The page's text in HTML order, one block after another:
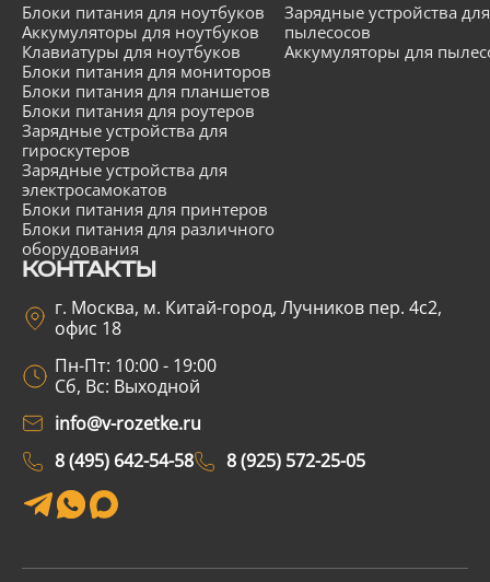
Блоки питания для ноутбуков
Аккумуляторы для ноутбуков
Клавиатуры для ноутбуков
Блоки питания для мониторов
Блоки питания для планшетов
Блоки питания для роутеров
Зарядные устройства для
гироскутеров
Зарядные устройства для
электросамокатов
Блоки питания для принтеров
Блоки питания для различного
оборудования
Зарядные устройства для
пылесосов
Аккумуляторы для
КОНТАКТЫ
г. Москва, м. Китай-город, Лучников пер. 4с2,
офис 18
Пн-Пт: 10:00 - 19:00
Сб, Вс: Выходной
info@v-rozetke.ru
8 (495) 642-54-58
8 (925) 572-25-05